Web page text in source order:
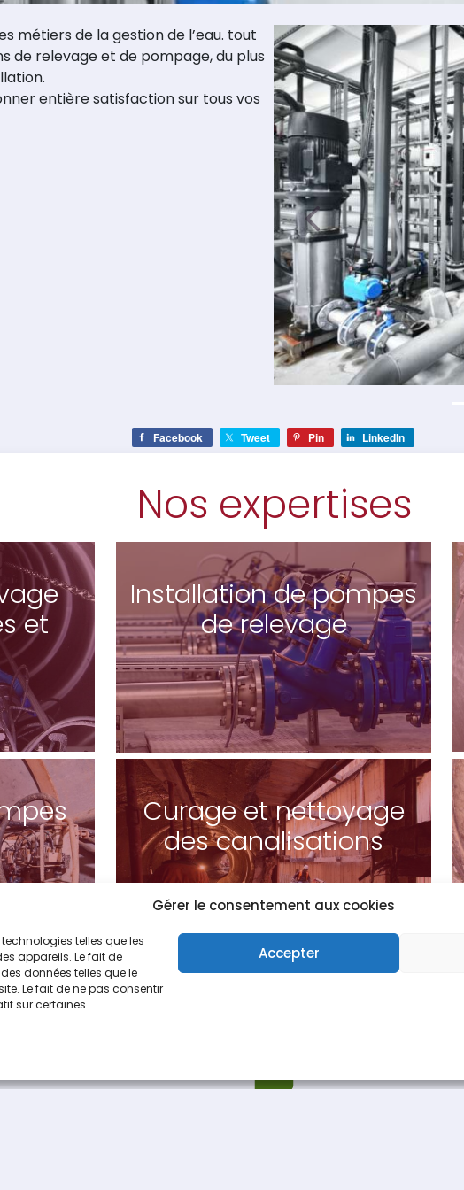
Gérer le consentement aux cookies
telles que les
appareils. Le fait de
données telles que le
Le fait de ne pas consentir
sur certaines
Accepter
métiers de la gestion de l’eau. tout
de relevage et de pompage, du plus
entière satisfaction sur tous vos
Précédent
Facebook Tweet Pin LinkedIn
Nos expertises
et
Installation de pompes
de relevage
Curage et nettoyage
des canalisations